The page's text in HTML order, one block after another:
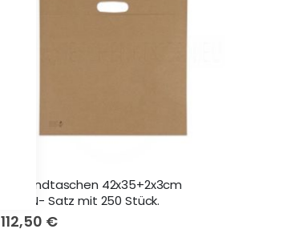
Versandtaschen 42x35+2x3cm
BRAUN- Satz mit 250 Stück.
112,50 €